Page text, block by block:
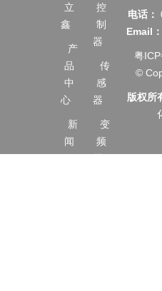
立
鑫
产
品
中
心
新
闻
控
制
器
传
感
器
变
频
电话：
Email：
粤
©
版权所